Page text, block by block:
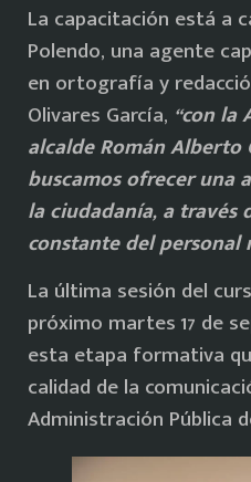
La capacitación está a
Polendo, una agente
en ortografía y
Olivares García, “con la
alcalde Román Alberto
buscamos ofrecer una
la ciudadanía, a través
constante del personal
La última sesión del
próximo martes 17 de
esta etapa formativa
calidad de la
Administración Pública